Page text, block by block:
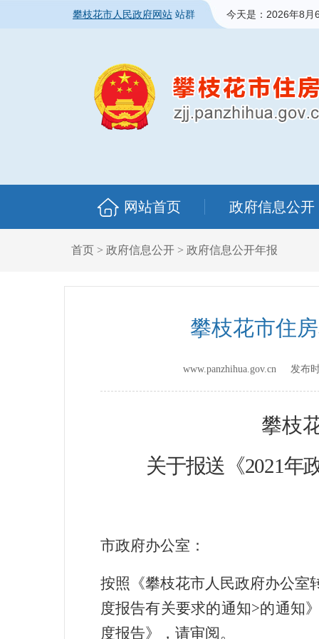
攀枝花市人民政府网站 站群 今天是： 2026年8月
网站首页 政府信息公开
首页> 政府信息公开> 政府信息公开年报
攀枝花市住
www.panzhihua.gov.cn 发布
攀枝
关于报送《2021年
市政府办公室：
按照《攀枝花市人民政府办公室
度报告有关要求的通知>的通知
度报告》，请审阅。